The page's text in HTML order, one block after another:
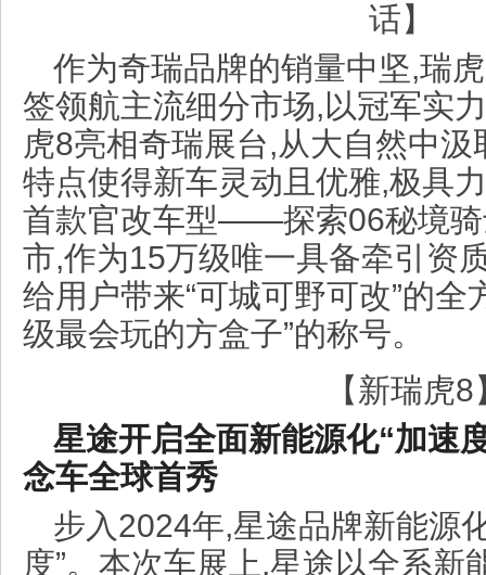
话】
作为奇瑞品牌的销量中坚,瑞
签领航主流细分市场,以冠军实
虎8亮相奇瑞展台,从大自然中
特点使得新车灵动且优雅,极具
首款官改车型——探索06秘境骑
市,作为15万级唯一具备牵引资
给用户带来“可城可野可改”的全
级最会玩的方盒子”的称号。
【新瑞虎8
星途开启全面新能源化“加速
念车全球首秀
步入2024年,星途品牌新能源
度”。本次车展上,星途以全系新